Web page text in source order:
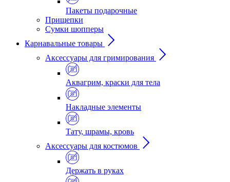
Пакеты подарочные
Прищепки
Сумки шопперы
Карнавальные товары
Аксессуары для гримирования
Аквагрим, краски для тела
Накладные элементы
Тату, шрамы, кровь
Аксессуары для костюмов
Держать в руках